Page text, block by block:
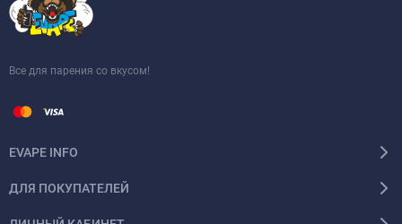
Все для парения со вкусом!
EVAPE INFO
ДЛЯ ПОКУПАТЕЛЕЙ